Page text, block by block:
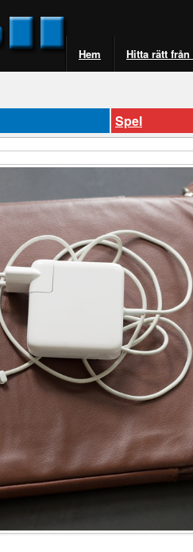
Hem Hitta rätt
Spel